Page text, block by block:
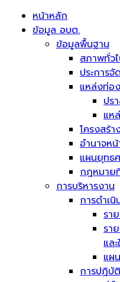
หน้าหลัก
ข้อมูล อบต.
ข้อมูลพื้นฐาน
สภาพทั่ว
ประการ
แหล่งท่อ
ปร
แห
โครงสร้
อำนาจห
แผนยุทธ
กฎหมาย
การบริหารงาน
การดำเนิ
รา
รา
แล
แผ
การปฏิบั